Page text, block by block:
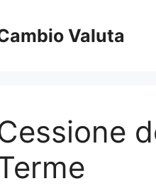
Valuta